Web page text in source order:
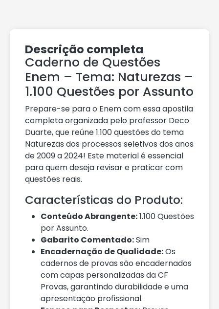
Descrição completa
Caderno de Questões
Enem – Tema: Naturezas –
1.100 Questões por Assunto
Prepare-se para o Enem com essa apostila
completa organizada pelo professor Deco
Duarte, que reúne 1.100 questões do tema
Naturezas dos processos seletivos dos anos
de 2009 a 2024! Este material é essencial
para quem deseja revisar e praticar com
questões reais.
Características do Produto:
Conteúdo Abrangente:1.100 Questões
por Assunto.
Gabarito Comentado:Sim
Encadernação de Qualidade:Os
cadernos de provas são encadernados
com capas personalizadas da CF
Provas, garantindo durabilidade e uma
apresentação profissional.